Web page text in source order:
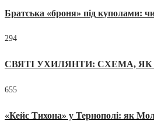
Братська «броня» під куполами:
294
СВЯТІ УХИЛЯНТИ: СХЕМА,
655
«Кейс Тихона» у Тернополі: як